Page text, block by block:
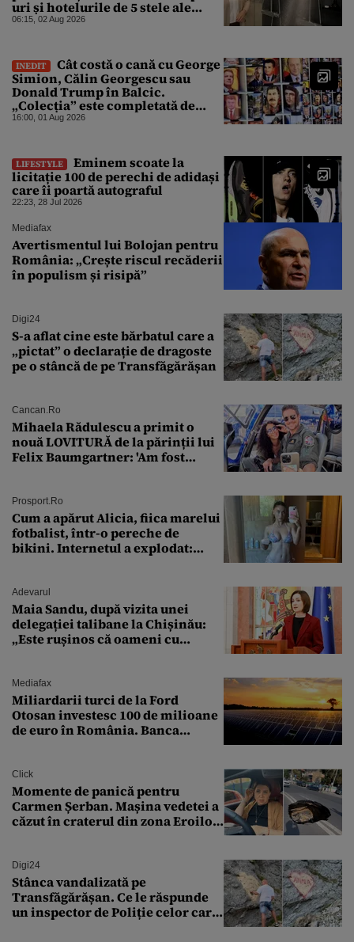
uri și hotelurile de 5 stele ale
lumii. Ce nu a mai mers
06:15, 02 Aug 2026
INEDIT
Cât costă o cană cu George
Simion, Călin Georgescu sau
Donald Trump în Balcic.
„Colecția” este completată de
Nicușor Dan, Ceaușescu și Stalin
16:00, 01 Aug 2026
LIFESTYLE
Eminem scoate la
licitație 100 de perechi de adidași
care îi poartă autograful
22:23, 28 Jul 2026
Mediafax
Avertismentul lui Bolojan pentru
România: „Crește riscul recăderii
în populism și risipă”
Digi24
S-a aflat cine este bărbatul care a
„pictat” o declarație de dragoste
pe o stâncă de pe Transfăgărășan
Cancan.ro
Mihaela Rădulescu a primit o
nouă LOVITURĂ de la părinții lui
Felix Baumgartner: 'Am fost
Prosport.ro
Cum a apărut Alicia, fiica marelui
fotbalist, într-o pereche de
bikini. Internetul a explodat:
Adevarul
Maia Sandu, după vizita unei
delegației talibane la Chișinău:
„Este rușinos că oameni cu
Mediafax
Miliardarii turci de la Ford
Otosan investesc 100 de milioane
de euro în România. Banca
Click
Momente de panică pentru
Carmen Șerban. Mașina vedetei a
căzut în craterul din zona Eroilor:
Digi24
Stânca vandalizată pe
Transfăgărășan. Ce le răspunde
un inspector de Poliție celor care